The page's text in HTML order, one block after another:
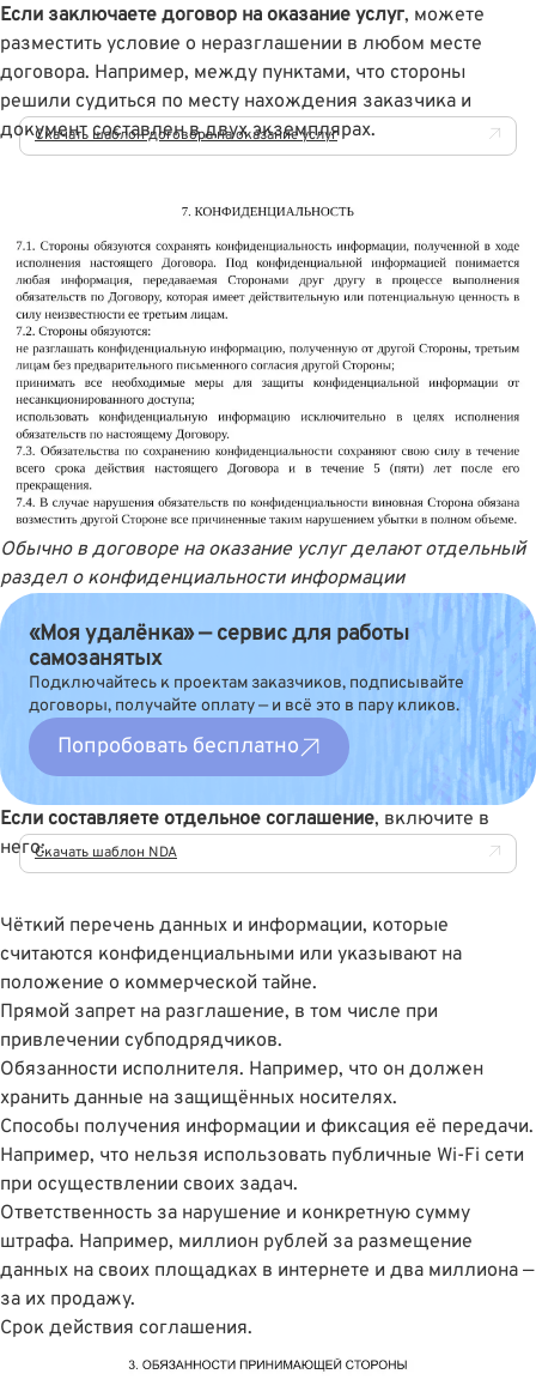
Если заключаете договор на оказание услуг, можете
разместить условие о неразглашении в любом месте
договора. Например, между пунктами, что стороны
решили судиться по месту нахождения заказчика и
документ составлен в двух экземплярах.
Скачать шаблон договора на оказание услуг
Обычно в договоре на оказание услуг делают отдельный
раздел о конфиденциальности информации
«Моя удалёнка» — сервис для работы
самозанятых
Подключайтесь к проектам заказчиков, подписывайте
договоры, получайте оплату — и всё это в пару кликов.
Попробовать бесплатно
Если составляете отдельное соглашение, включите в
него:Скачать шаблон NDA
Чёткий перечень данных и информации, которые
считаются конфиденциальными или указывают на
положение о коммерческой тайне.
Прямой запрет на разглашение, в том числе при
привлечении субподрядчиков.
Обязанности исполнителя. Например, что он должен
хранить данные на защищённых носителях.
Способы получения информации и фиксация её передачи.
Например, что нельзя использовать публичные Wi-Fi сети
при осуществлении своих задач.
Ответственность за нарушение и конкретную сумму
штрафа. Например, миллион рублей за размещение
данных на своих площадках в интернете и два миллиона —
за их продажу.
Срок действия соглашения.